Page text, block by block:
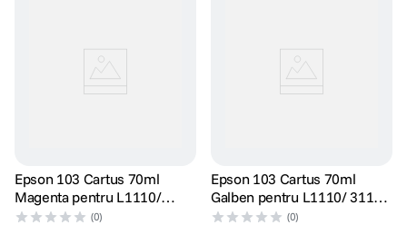
Epson 103 Cartus 70ml
Magenta pentru L1110/
3110/ 3150 (0)
Epson 103 Cartus 70ml
Galben pentru L1110/ 3110/
3150
(0)